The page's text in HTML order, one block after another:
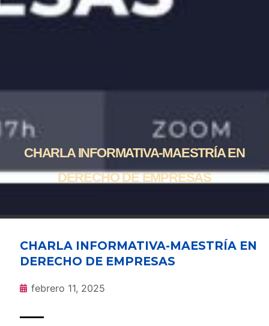
CHARLA INFORMATIVA-MAESTRÍA EN
DERECHO DE EMPRESAS
CHARLA INFORMATIVA-MAESTRÍA EN
DERECHO DE EMPRESAS
febrero 11, 2025